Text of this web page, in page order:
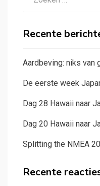
naar:
Recente
Aardbeving: niks van
De eerste week
Dag 28 Hawaii naar
Dag 20 Hawaii naar
Splitting the NMEA
Recente